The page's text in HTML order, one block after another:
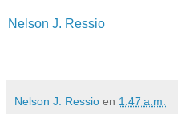
Nelson J. Ressio
Nelson J. Ressio en 1:47 a.m.